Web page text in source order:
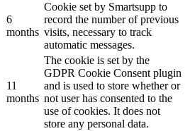
6
months
Cookie set by Smartsupp to
record the number of previous
visits, necessary to track
automatic messages.
11
months
The cookie is set by the
GDPR Cookie Consent plugin
and is used to store whether or
not user has consented to the
use of cookies. It does not
store any personal data.